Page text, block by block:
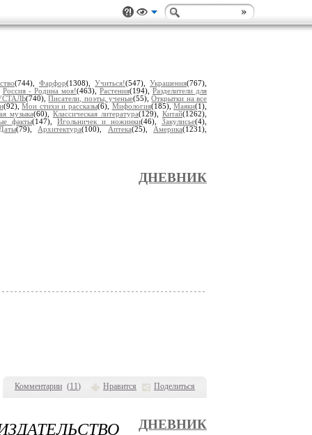
(744), Фарфор(1308), Учиться!(547), Украшения(767),
Россия - Родина моя!(463), Растения(194),Разделители для
(740),Писатели, поэты, ученые(55),Открытки на все
(92),Мои стихи и рассказы(6), Мифология(185),Маяки(1),
музыка(60), Классическая литература(129),Китай(1262),
факты(147), Игольничек и ножинки(46), Закулисье(4),
(79), Архитектура(100), Аптека(25), Америка(1231),
Комментарии (11) Нравится Поделиться
ДНЕВНИК
ДНЕВНИК